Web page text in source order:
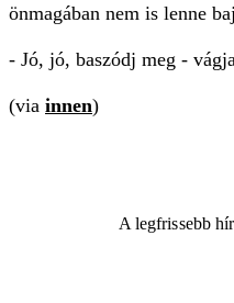
önmagában nem is lenne
- Jó, jó, baszódj meg -
(via innen)
A legfrissebb